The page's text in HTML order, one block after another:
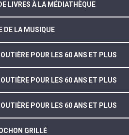
LIVRES À LA MÉDIATHÈQUE
DE LA MUSIQUE
POUR LES 60 ANS ET PLUS
POUR LES 60 ANS ET PLUS
POUR LES 60 ANS ET PLUS
GRILLÉ